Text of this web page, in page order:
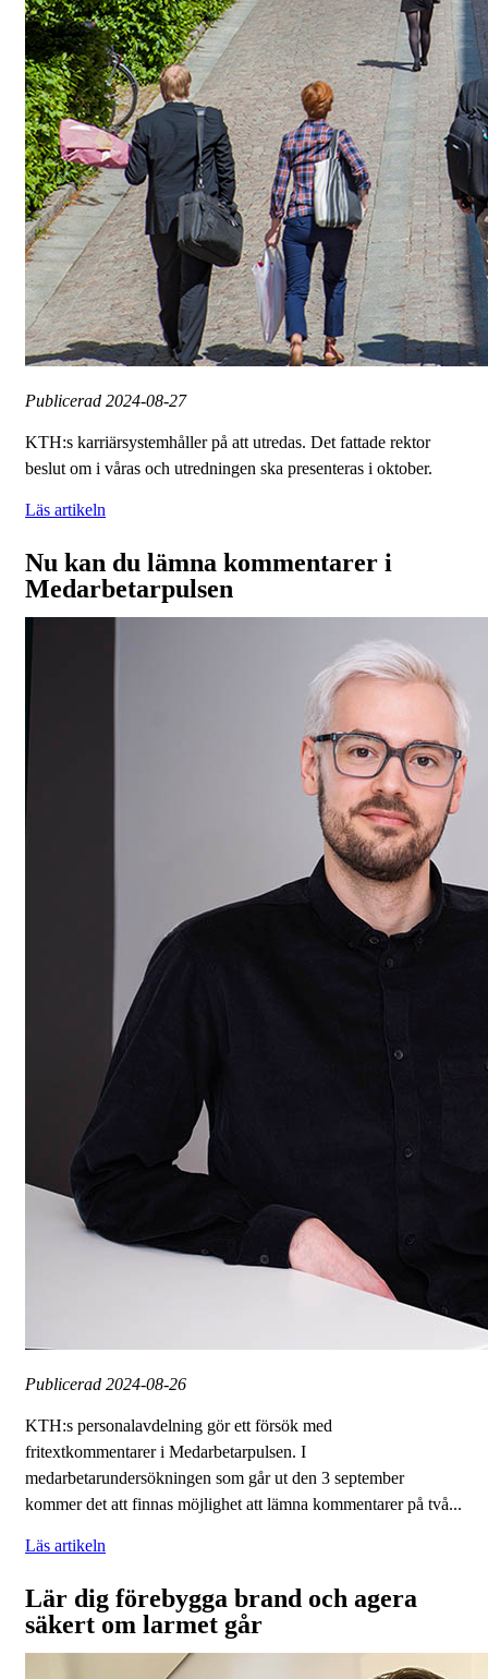
Publicerad 2024-08-27
KTH:s karriärsystemhåller på att utredas. Det fattade rektor
beslut om i våras och utredningen ska presenteras i oktober.
Läs artikeln
Nu kan du lämna kommentarer i
Medarbetarpulsen
Publicerad 2024-08-26
KTH:s personalavdelning gör ett försök med
fritextkommentarer i Medarbetarpulsen. I
medarbetarundersökningen som går ut den 3 september
kommer det att finnas möjlighet att lämna kommentarer på två...
Läs artikeln
Lär dig förebygga brand och agera
säkert om larmet går